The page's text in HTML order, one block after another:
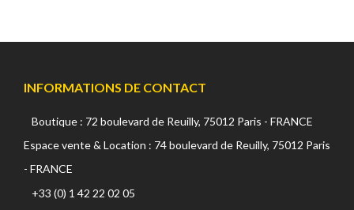
INFORMATIONS DE CONTACT
Boutique : 72 boulevard de Reuilly, 75012 Paris - FRANCE
Espace vente & Location : 74 boulevard de Reuilly, 75012 Paris
- FRANCE
+33 (0) 1 42 22 02 05